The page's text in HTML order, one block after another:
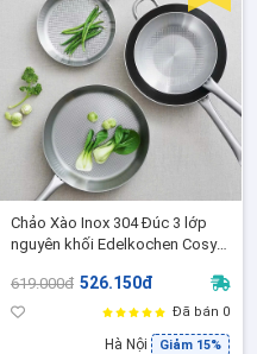
Chảo Xào Inox 304 Đúc 3 lớp
nguyên khối Edelkochen Cosy
24,26,28,30, Phù hợp mọi loại
bếp
619.000đ 526.150đ
Đã bán 0
Hà Nội Giảm 15%